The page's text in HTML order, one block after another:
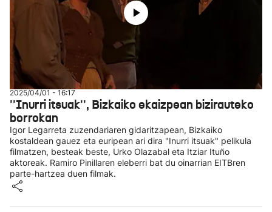
2025/04/01 - 16:17
''Inurri itsuak'', Bizkaiko ekaizpean bizirauteko
borrokan
Igor Legarreta zuzendariaren gidaritzapean, Bizkaiko
kostaldean gauez eta euripean ari dira "Inurri itsuak" pelikula
filmatzen, besteak beste, Urko Olazabal eta Itziar Ituño
aktoreak. Ramiro Pinillaren eleberri bat du oinarrian EITBren
parte-hartzea duen filmak.